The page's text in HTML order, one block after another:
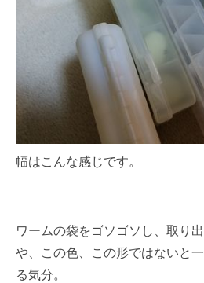
幅はこんな感じです。
ワームの袋をゴソゴソし、取り
や、この色、この形ではないと
る気分。